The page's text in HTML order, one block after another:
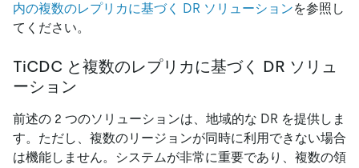
内の複数のレプリカに基づく DR ソリューションを参照し
てください。
TiCDC と複数のレプリカに基づく DR ソリュ
ーション
前述の 2 つのソリューションは、地域的な DR を提供しま
す。ただし、複数のリージョンが同時に利用できない場合
は機能しません。システムが非常に重要であり、複数の領